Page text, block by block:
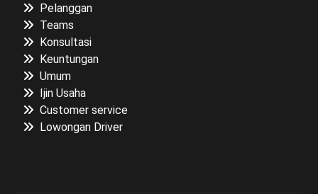
Pelanggan
Teams
Konsultasi
Keuntungan
Umum
Ijin Usaha
Customer service
Lowongan Driver